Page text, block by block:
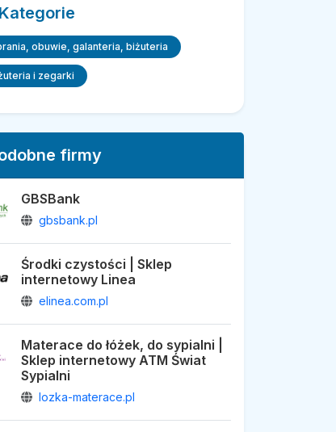
Kategorie
obuwie, galanteria, biżuteria
i zegarki
firmy
GBSBank
gbsbank.pl
Środki czystości | Sklep
internetowy Linea
elinea.com.pl
Materace do łóżek, do sypialni |
Sklep internetowy ATM Świat
Sypialni
lozka-materace.pl